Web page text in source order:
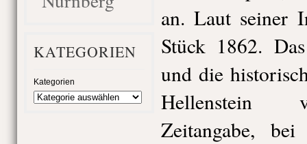
KATEGORIEN
Kategorien
an. Laut seiner
Stück 1862.
und die
Hellenstein
Zeitangabe,